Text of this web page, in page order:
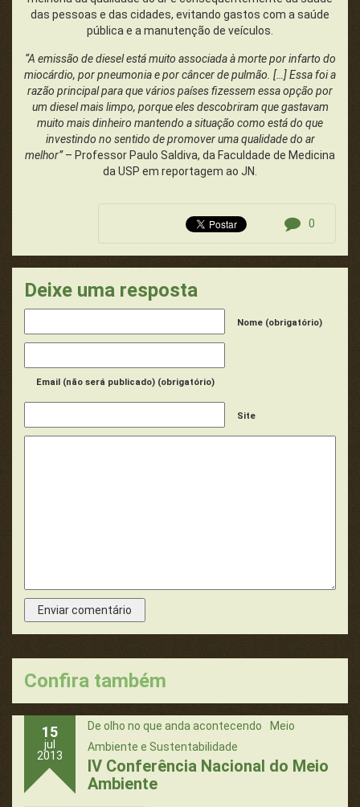
das pessoas e das cidades, evitando gastos com a saúde
pública e a manutenção de veículos.
“A emissão de diesel está muito associada à morte por infarto do
miocárdio, por pneumonia e por câncer de pulmão. […] Essa foi a
razão principal para que vários países fizessem essa opção por
um diesel mais limpo, porque eles descobriram que gastavam
muito mais dinheiro mantendo a situação como está do que
investindo no sentido de promover uma qualidade do ar
melhor”– Professor Paulo Saldiva, da Faculdade de Medicina
da USP em reportagem ao JN.
0
Deixe uma resposta
Nome (obrigatório)
Email (não será publicado) (obrigatório)
Site
Confira também
15
jul
2013
De olho no que anda acontecendo
Meio
Ambiente e Sustentabilidade
IV Conferência Nacional do Meio
Ambiente